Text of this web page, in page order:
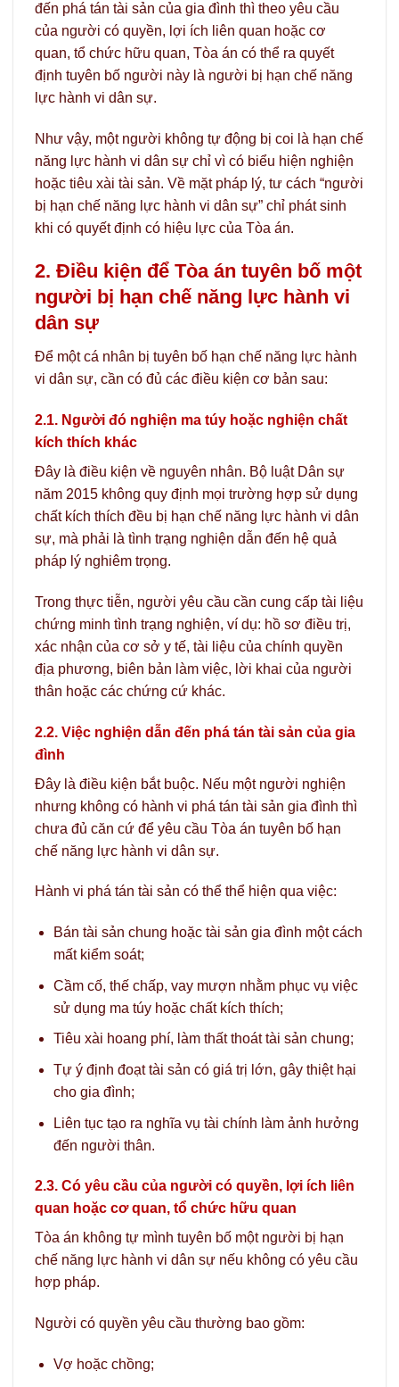
đến phá tán tài sản của gia đình thì theo yêu cầu
của người có quyền, lợi ích liên quan hoặc cơ
quan, tổ chức hữu quan, Tòa án có thể ra quyết
định tuyên bố người này là người bị hạn chế năng
lực hành vi dân sự.
Như vậy, một người không tự động bị coi là hạn chế
năng lực hành vi dân sự chỉ vì có biểu hiện nghiện
hoặc tiêu xài tài sản. Về mặt pháp lý, tư cách “người
bị hạn chế năng lực hành vi dân sự” chỉ phát sinh
khi có quyết định có hiệu lực của Tòa án.
2. Điều kiện để Tòa án tuyên bố một
người bị hạn chế năng lực hành vi
dân sự
Để một cá nhân bị tuyên bố hạn chế năng lực hành
vi dân sự, cần có đủ các điều kiện cơ bản sau:
2.1. Người đó nghiện ma túy hoặc nghiện chất
kích thích khác
Đây là điều kiện về nguyên nhân. Bộ luật Dân sự
năm 2015 không quy định mọi trường hợp sử dụng
chất kích thích đều bị hạn chế năng lực hành vi dân
sự, mà phải là tình trạng nghiện dẫn đến hệ quả
pháp lý nghiêm trọng.
Trong thực tiễn, người yêu cầu cần cung cấp tài liệu
chứng minh tình trạng nghiện, ví dụ: hồ sơ điều trị,
xác nhận của cơ sở y tế, tài liệu của chính quyền
địa phương, biên bản làm việc, lời khai của người
thân hoặc các chứng cứ khác.
2.2. Việc nghiện dẫn đến phá tán tài sản của gia
đình
Đây là điều kiện bắt buộc. Nếu một người nghiện
nhưng không có hành vi phá tán tài sản gia đình thì
chưa đủ căn cứ để yêu cầu Tòa án tuyên bố hạn
chế năng lực hành vi dân sự.
Hành vi phá tán tài sản có thể thể hiện qua việc:
Bán tài sản chung hoặc tài sản gia đình một cách
mất kiểm soát;
Cầm cố, thế chấp, vay mượn nhằm phục vụ việc
sử dụng ma túy hoặc chất kích thích;
Tiêu xài hoang phí, làm thất thoát tài sản chung;
Tự ý định đoạt tài sản có giá trị lớn, gây thiệt hại
cho gia đình;
Liên tục tạo ra nghĩa vụ tài chính làm ảnh hưởng
đến người thân.
2.3. Có yêu cầu của người có quyền, lợi ích liên
quan hoặc cơ quan, tổ chức hữu quan
Tòa án không tự mình tuyên bố một người bị hạn
chế năng lực hành vi dân sự nếu không có yêu cầu
hợp pháp.
Người có quyền yêu cầu thường bao gồm:
Vợ hoặc chồng;